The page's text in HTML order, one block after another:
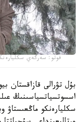
فوتو: سەرگەي
بۇل تۋرالى قازاقستان
اسسوتسياتسياسىنىڭ
سكليارەنكو ماڭعىستاۋ